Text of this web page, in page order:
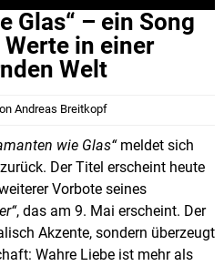
Glas“ – ein Song
in einer
Welt
Andreas Breitkopf
wie Glas“meldet sich
Der Titel erscheint heute
Vorbote seines
, das am 9. Mai erscheint. Der
Akzente, sondern überzeugt
Wahre Liebe ist mehr als